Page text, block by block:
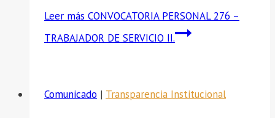
Leer más CONVOCATORIA PERSONAL 276 –
TRABAJADOR DE SERVICIO II.
Comunicado | Transparencia Institucional